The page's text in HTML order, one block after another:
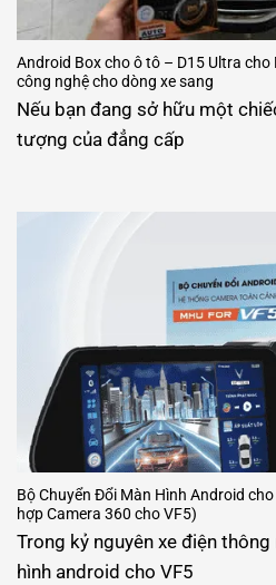
Android Box cho ô tô – D15 Ultra
công nghệ cho dòng xe sang
Nếu bạn đang sở hữu một
tượng của đẳng cấp
Bộ Chuyển Đổi Màn Hình Android
hợp Camera 360 cho VF5)
Trong kỷ nguyên xe điện
hình android cho VF5